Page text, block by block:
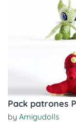
Pack patrones
by Amigudolls